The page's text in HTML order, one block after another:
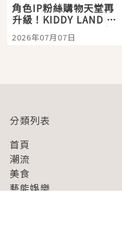
角色IP粉絲購物天堂再
升級！KIDDY LAND 原
宿店吉伊卡哇迎客，新
開幕 OMOKADO 店3分
2026年07月07日
分類列表
首頁
潮流
美食
藝能娛樂